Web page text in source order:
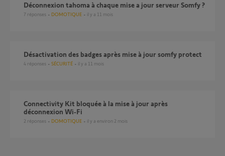
Déconnexion tahoma à chaque mise a jour serveur Somfy ?
7 réponses DOMOTIQUE il y a 11 mois
Désactivation des badges après mise à jour somfy protect
4 réponses SÉCURITÉ il y a 11 mois
Connectivity Kit bloquée à la mise à jour après
déconnexion Wi‑Fi
2 réponses DOMOTIQUE il y a environ 2 mois